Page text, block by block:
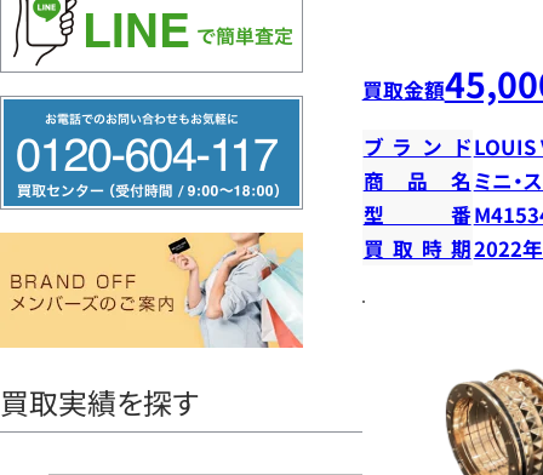
リ
ー
ヤ
買取実績を探す
買取金額
ブランドLOUIS
商品名 ミニ・
型番
買取時期2022